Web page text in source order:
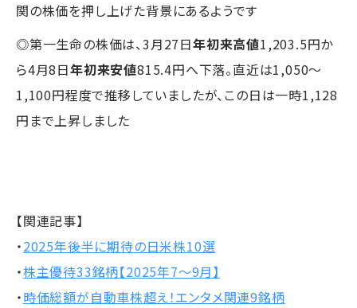
関の株価を押し上げた背景にあるようです
◎第一生命の株価は、3月27日年初来高値1,203.5円か
ら4月8日年初来安値815.4円へ下落。直近は1,050～
1,100円程度で推移していましたが、この日は一時1,128
円まで上昇しました
【関連記事】
・2025年後半に期待の日米株10選
・株主優待33銘柄【2025年7～9月】
・時価総額が自動車株超え！エンタメ関連9銘柄